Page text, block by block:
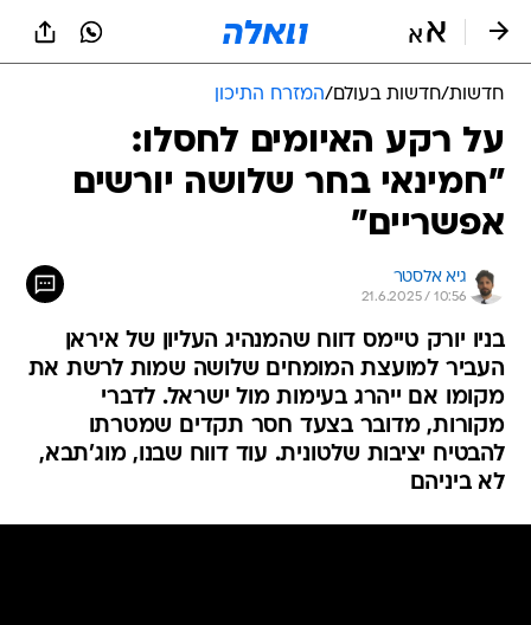
חדשות/חדשות בעולם/המזרח התיכון
על רקע האיומים לחסלו:
"חמינאי בחר שלושה יורשים
אפשריים"
גיא אלסטר
21.6.2025 / 10:56
בניו יורק טיימס דווח שהמנהיג העליון של איראן
העביר למועצת המומחים שלושה שמות לרשת את
מקומו אם ייהרג בעימות מול ישראל. לדברי
מקורות, מדובר בצעד חסר תקדים שמטרתו
להבטיח יציבות שלטונית. עוד דווח שבנו, מוג'תבא,
לא ביניהם